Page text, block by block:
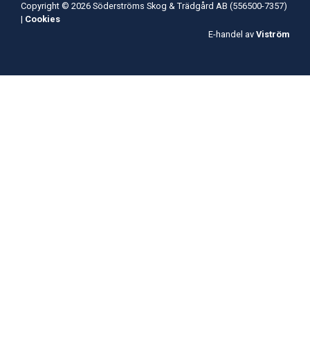
Copyright © 2026 Söderströms Skog & Trädgård AB (556500-7357)
| Cookies
E-handel av Viström